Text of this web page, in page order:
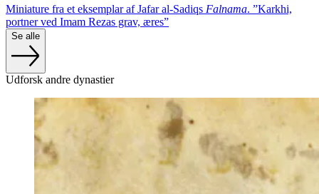
Miniature fra et eksemplar af Jafar al-Sadiqs Falnama. ”Karkhi,
portner ved Imam Rezas grav, æres”
Se alle
Udforsk andre dynastier